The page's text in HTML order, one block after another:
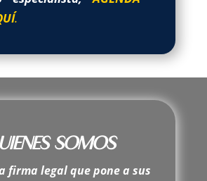
.
SOMOS
firma legal que pone a sus